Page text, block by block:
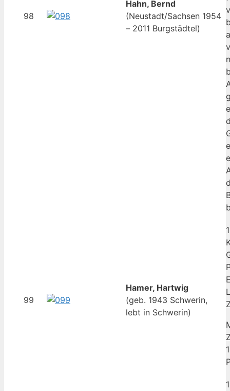
98
Hahn, Bernd
(Neustadt/Sachsen 1954
– 2011 Burgstädtel)
99
Hamer, Hartwig
(geb. 1943 Schwerin,
lebt in Schwerin)